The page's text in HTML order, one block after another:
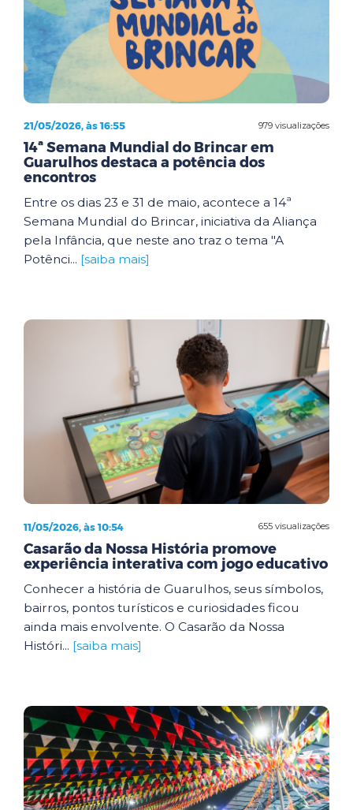
979 visualizações
21/05/2026, às 16:55
14ª Semana Mundial do Brincar em
Guarulhos destaca a potência dos
encontros
Entre os dias 23 e 31 de maio, acontece a 14ª
Semana Mundial do Brincar, iniciativa da Aliança
pela Infância, que neste ano traz o tema "A
Potênci... [saiba mais]
655 visualizações
11/05/2026, às 10:54
Casarão da Nossa História promove
experiência interativa com jogo educativo
Conhecer a história de Guarulhos, seus símbolos,
bairros, pontos turísticos e curiosidades ficou
ainda mais envolvente. O Casarão da Nossa
Históri... [saiba mais]